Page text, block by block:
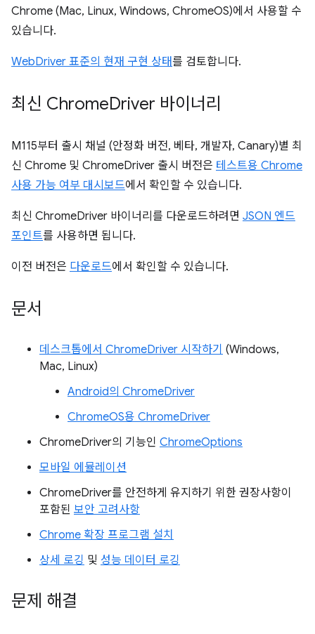
Chrome (Mac, Linux, Windows, ChromeOS)에서 사용할 수
있습니다.
WebDriver 표준의 현재 구현 상태를 검토합니다.
최신 ChromeDriver 바이너리
M115부터 출시 채널 (안정화 버전, 베타, 개발자, Canary)별 최
신 Chrome 및 ChromeDriver 출시 버전은 테스트용 Chrome
사용 가능 여부 대시보드에서 확인할 수 있습니다.
최신 ChromeDriver 바이너리를 다운로드하려면 JSON 엔드
포인트를 사용하면 됩니다.
이전 버전은 다운로드에서 확인할 수 있습니다.
문서
데스크톱에서 ChromeDriver 시작하기 (Windows,
Mac, Linux)
Android의 ChromeDriver
ChromeOS용 ChromeDriver
ChromeDriver의 기능인 ChromeOptions
모바일 에뮬레이션
ChromeDriver를 안전하게 유지하기 위한 권장사항이
포함된 보안 고려사항
Chrome 확장 프로그램 설치
상세 로깅 및 성능 데이터 로깅
문제 해결